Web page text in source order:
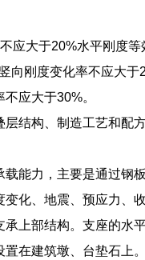
应大于20%水平刚度
向刚度变化率不应大
应大于30%。
结构、制造工艺和配
能力，主要是通过钢
化、地震、预应力、
上部结构。支座的水
在建筑墩、台垫石上